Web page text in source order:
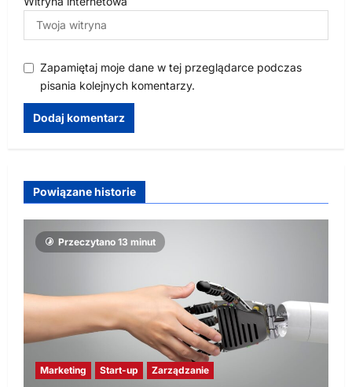
Zapamiętaj moje dane w tej przeglądarce podczas
pisania kolejnych komentarzy.
Powiązane historie
Przeczytano 13 minut
Marketing Start-up Zarządzanie